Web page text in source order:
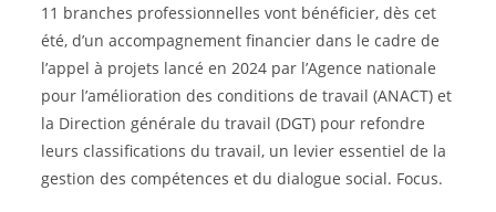
11 branches professionnelles vont bénéficier, dès cet
été, d’un accompagnement financier dans le cadre de
l’appel à projets lancé en 2024 par l’Agence nationale
pour l’amélioration des conditions de travail (ANACT) et
la Direction générale du travail (DGT) pour refondre
leurs classifications du travail, un levier essentiel de la
gestion des compétences et du dialogue social. Focus.